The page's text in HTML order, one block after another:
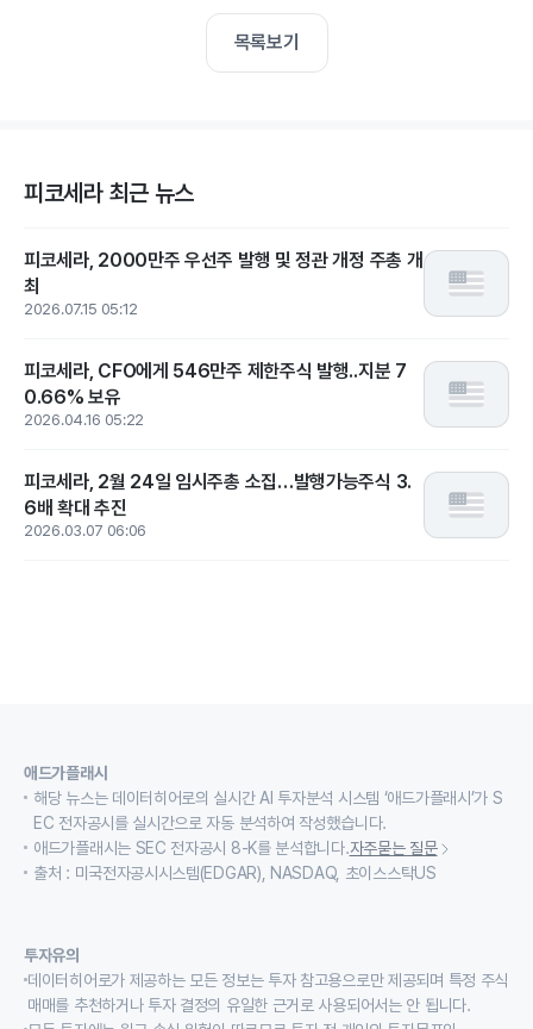
목록보기
피코세라 최근 뉴스
피코세라, 2000만주 우선주 발행 및 정관 개정 주총 개
최
2026.07.15 05:12
피코세라, CFO에게 546만주 제한주식 발행..지분 7
0.66% 보유
2026.04.16 05:22
피코세라, 2월 24일 임시주총 소집…발행가능주식 3.
6배 확대 추진
2026.03.07 06:06
애드가플래시
해당 뉴스는 데이터히어로의 실시간 AI 투자분석 시스템 ‘애드가플래시’가 S
EC 전자공시를 실시간으로 자동 분석하여 작성했습니다.
애드가플래시는 SEC 전자공시 8-K를 분석합니다.자주묻는 질문
출처 : 미국전자공시시스템(EDGAR), NASDAQ, 초이스스탁US
투자유의
데이터히어로가 제공하는 모든 정보는 투자 참고용으로만 제공되며 특정 주식
매매를 추천하거나 투자 결정의 유일한 근거로 사용되어서는 안 됩니다.